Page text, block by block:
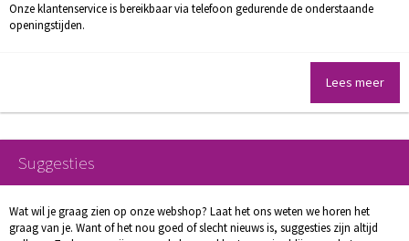
Onze klantenservice is bereikbaar via telefoon gedurende de onderstaande
openingstijden.
Lees meer
Suggesties
Wat wil je graag zien op onze webshop? Laat het ons weten we horen het
graag van je. Want of het nou goed of slecht nieuws is, suggesties zijn altijd